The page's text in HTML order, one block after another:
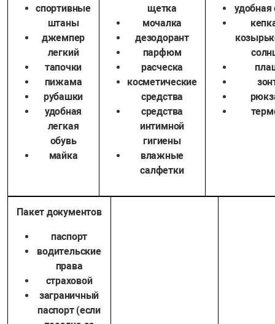
спортивные
штаны
джемпер
легкий
тапочки
пижама
рубашки
удобная
легкая
обувь
майка
щетка
мочалка
дезодорант
парфюм
расческа
косметические
средства
средства
интимной
гигиены
влажные
салфетки
удобная
Пакет документов
паспорт
водительские
права
страховой
заграничный
паспорт (если